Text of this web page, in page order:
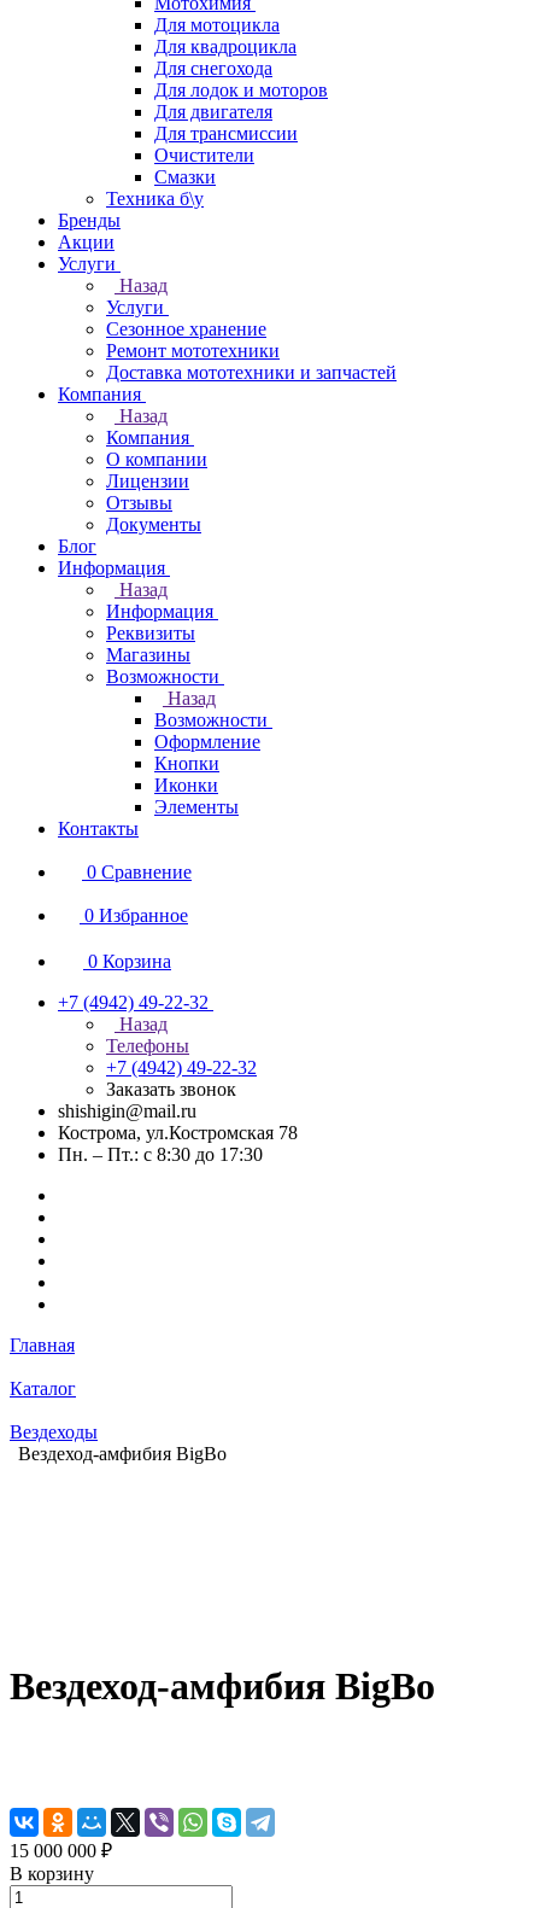
Для мотоцикла
Для квадроцикла
Для снегохода
Для лодок и моторов
Для двигателя
Для трансмиссии
Очистители
Смазки
Техника б\у
Бренды
Акции
Услуги
Назад
Услуги
Сезонное хранение
Ремонт мототехники
Доставка мототехники и запчастей
Компания
Назад
Компания
О компании
Лицензии
Отзывы
Документы
Блог
Информация
Назад
Информация
Реквизиты
Магазины
Возможности
Назад
Возможности
Оформление
Кнопки
Иконки
Элементы
Контакты
0 Сравнение
0 Избранное
0 Корзина
+7 (4942) 49-22-32
Назад
Телефоны
+7 (4942) 49-22-32
Заказать звонок
shishigin@mail.ru
Кострома, ул.Костромская 78
Пн. – Пт.: с 8:30 до 17:30
Главная
Каталог
Вездеходы
Вездеход-амфибия BigBo
Вездеход-амфибия BigBo
15 000 000 ₽
В корзину